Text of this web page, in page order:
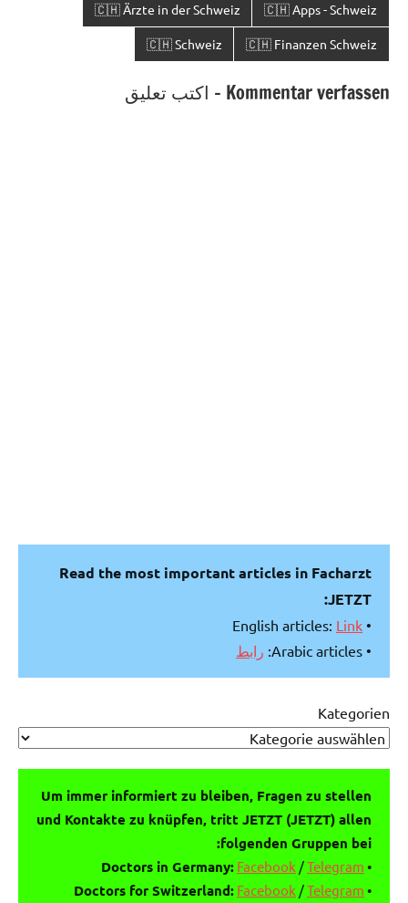
🇨🇭 Apps - Schweiz
🇨🇭 Ärzte in der Schweiz
🇨🇭 Finanzen Schweiz
🇨🇭 Schweiz
Kommentar verfassen - اكتب تعليق
Read the most important articles in Facharzt
JETZT:
• English articles:
Link
• Arabic articles:
رابط
Kategorien
Um immer informiert zu bleiben, Fragen zu stellen
und Kontakte zu knüpfen, tritt JETZT (JETZT) allen
folgenden Gruppen bei:
•
Doctors in Germany: Facebook /Telegram
•
Doctors for Switzerland: Facebook /Telegram